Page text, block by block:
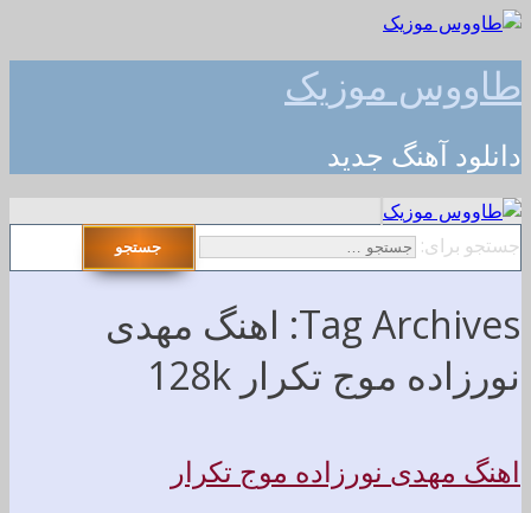
طاووس موزیک
دانلود آهنگ جدید
جستجو برای:
Tag Archives: اهنگ مهدی
نورزاده موج تکرار 128k
اهنگ مهدی نورزاده موج تکرار